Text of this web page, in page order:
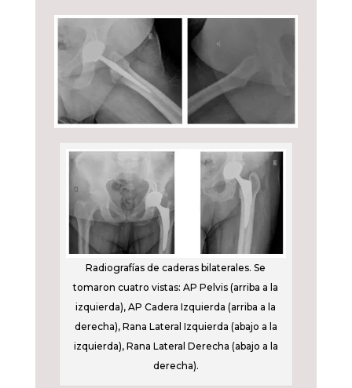
Radiografías de caderas bilaterales. Se
tomaron cuatro vistas: AP Pelvis (arriba a la
izquierda), AP Cadera Izquierda (arriba a la
derecha), Rana Lateral Izquierda (abajo a la
izquierda), Rana Lateral Derecha (abajo a la
derecha).